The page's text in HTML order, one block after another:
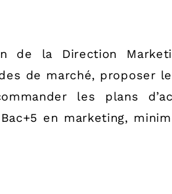
de la Direction
de marché, proposer
les plans
en marketing,